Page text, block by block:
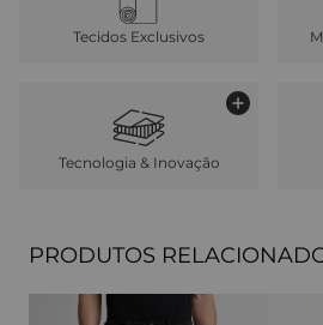
Tecidos Exclusivos
Tecnologia & Inovação
PRODUTOS